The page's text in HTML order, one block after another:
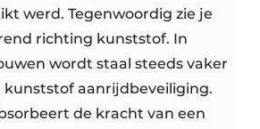
werd. Tegenwoordig zie je
richting kunststof. In
wordt staal steeds vaker
kunststof aanrijdbeveiliging.
de kracht van een